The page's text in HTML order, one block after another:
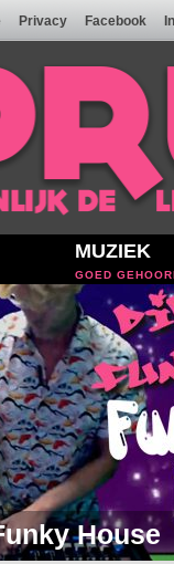
Privacy Facebook
MUZIEK
GOED